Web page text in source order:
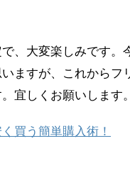
、大変楽しみです
ますが、これから
宜しくお願いします。
買う簡単購入術！